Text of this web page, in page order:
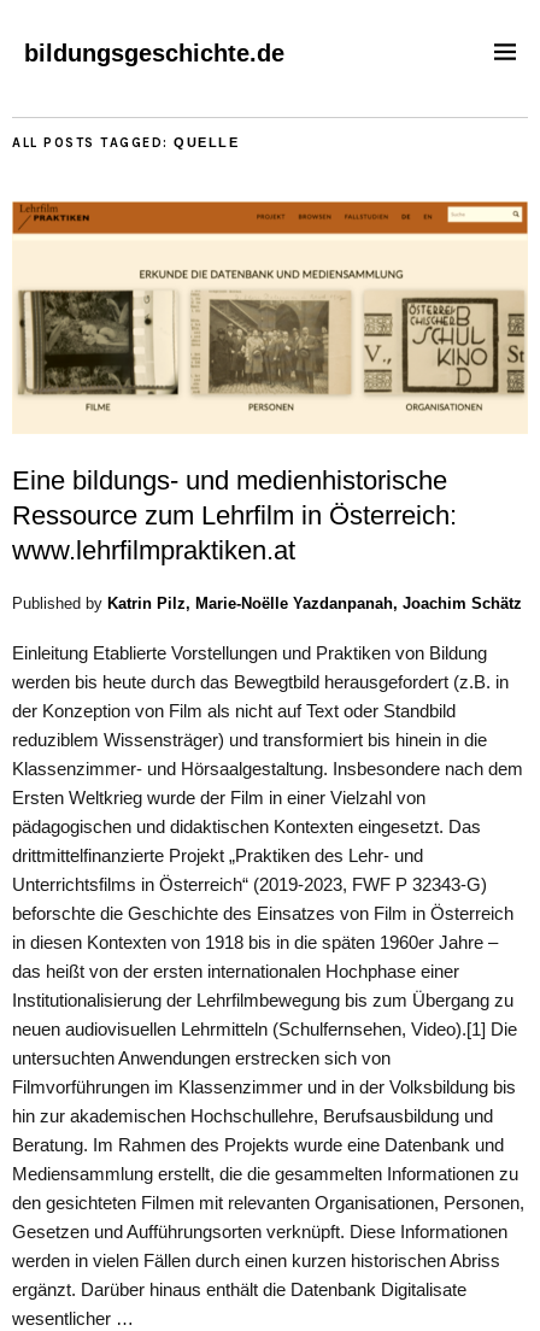
bildungsgeschichte.de
ALL POSTS TAGGED: QUELLE
Eine bildungs- und medienhistorische
Ressource zum Lehrfilm in Österreich:
www.lehrfilmpraktiken.at
Published by Katrin Pilz, Marie-Noëlle Yazdanpanah, Joachim Schätz
Einleitung Etablierte Vorstellungen und Praktiken von Bildung
werden bis heute durch das Bewegtbild herausgefordert (z.B. in
der Konzeption von Film als nicht auf Text oder Standbild
reduziblem Wissensträger) und transformiert bis hinein in die
Klassenzimmer- und Hörsaalgestaltung. Insbesondere nach dem
Ersten Weltkrieg wurde der Film in einer Vielzahl von
pädagogischen und didaktischen Kontexten eingesetzt. Das
drittmittelfinanzierte Projekt „Praktiken des Lehr- und
Unterrichtsfilms in Österreich“ (2019-2023, FWF P 32343-G)
beforschte die Geschichte des Einsatzes von Film in Österreich
in diesen Kontexten von 1918 bis in die späten 1960er Jahre –
das heißt von der ersten internationalen Hochphase einer
Institutionalisierung der Lehrfilmbewegung bis zum Übergang zu
neuen audiovisuellen Lehrmitteln (Schulfernsehen, Video).[1] Die
untersuchten Anwendungen erstrecken sich von
Filmvorführungen im Klassenzimmer und in der Volksbildung bis
hin zur akademischen Hochschullehre, Berufsausbildung und
Beratung. Im Rahmen des Projekts wurde eine Datenbank und
Mediensammlung erstellt, die die gesammelten Informationen zu
den gesichteten Filmen mit relevanten Organisationen, Personen,
Gesetzen und Aufführungsorten verknüpft. Diese Informationen
werden in vielen Fällen durch einen kurzen historischen Abriss
ergänzt. Darüber hinaus enthält die Datenbank Digitalisate
wesentlicher …